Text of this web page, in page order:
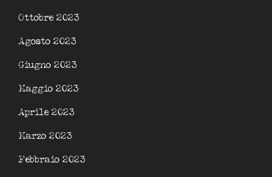
Ottobre 2023
Agosto 2023
Giugno 2023
Maggio 2023
Aprile 2023
Marzo 2023
Febbraio 2023